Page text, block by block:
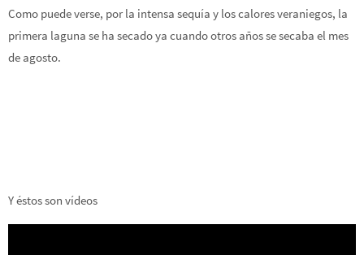
Como puede verse, por la intensa sequía y los calores veraniegos, la
primera laguna se ha secado ya cuando otros años se secaba el mes
de agosto.
Y éstos son vídeos